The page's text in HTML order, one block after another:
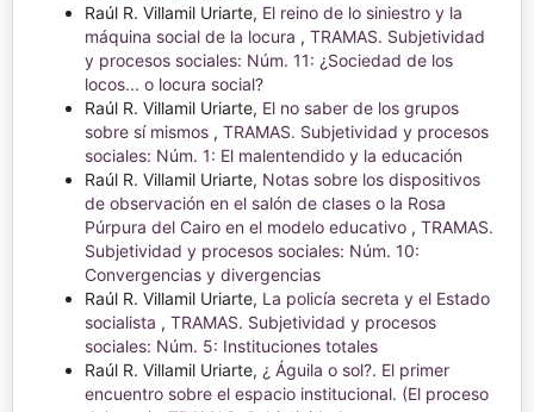
Raúl R. Villamil Uriarte, El reino de lo siniestro y la
máquina social de la locura , TRAMAS. Subjetividad
y procesos sociales: Núm. 11: ¿Sociedad de los
locos... o locura social?
Raúl R. Villamil Uriarte, El no saber de los grupos
sobre sí mismos , TRAMAS. Subjetividad y procesos
sociales: Núm. 1: El malentendido y la educación
Raúl R. Villamil Uriarte, Notas sobre los dispositivos
de observación en el salón de clases o la Rosa
Púrpura del Cairo en el modelo educativo , TRAMAS.
Subjetividad y procesos sociales: Núm. 10:
Convergencias y divergencias
Raúl R. Villamil Uriarte, La policía secreta y el Estado
socialista , TRAMAS. Subjetividad y procesos
sociales: Núm. 5: Instituciones totales
Raúl R. Villamil Uriarte, ¿ Águila o sol?. El primer
encuentro sobre el espacio institucional. (El proceso